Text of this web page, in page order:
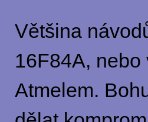
Většina
16F84A,
Atmelem.